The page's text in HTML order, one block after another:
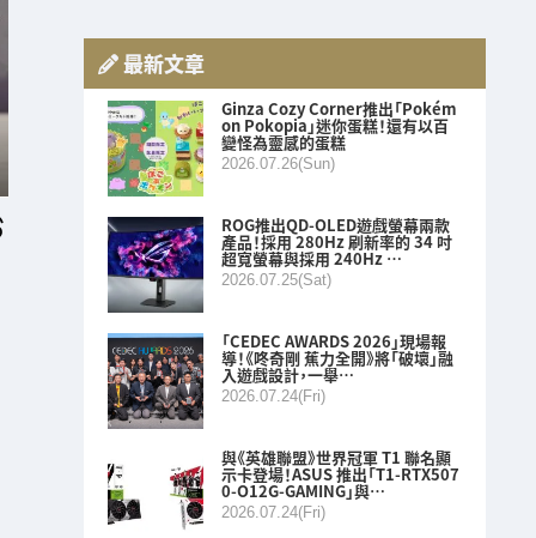
最新文章
Ginza Cozy Corner推出「Pokém
on Pokopia」迷你蛋糕！還有以百
變怪為靈感的蛋糕
2026.07.26(Sun)
ROG推出QD-OLED遊戲螢幕兩款
產品！採用 280Hz 刷新率的 34 吋
超寬螢幕與採用 240Hz …
2026.07.25(Sat)
「CEDEC AWARDS 2026」現場報
導！《咚奇剛 蕉力全開》將「破壞」融
入遊戲設計，一舉…
2026.07.24(Fri)
與《英雄聯盟》世界冠軍 T1 聯名顯
示卡登場！ASUS 推出「T1-RTX507
0-O12G-GAMING」與…
2026.07.24(Fri)